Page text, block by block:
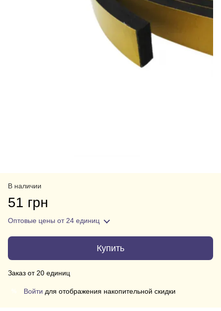
В наличии
51 грн
Оптовые цены от 24 единиц
Купить
Заказ от 20 единиц
Войти для отображения накопительной скидки